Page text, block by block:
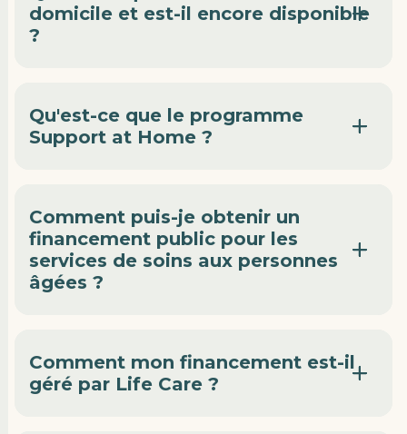
domicile et est-il encore disponible
?
Qu'est-ce que le programme
Support at Home ?
Comment puis-je obtenir un
financement public pour les
services de soins aux personnes
âgées ?
Comment mon financement est-il
géré par Life Care ?